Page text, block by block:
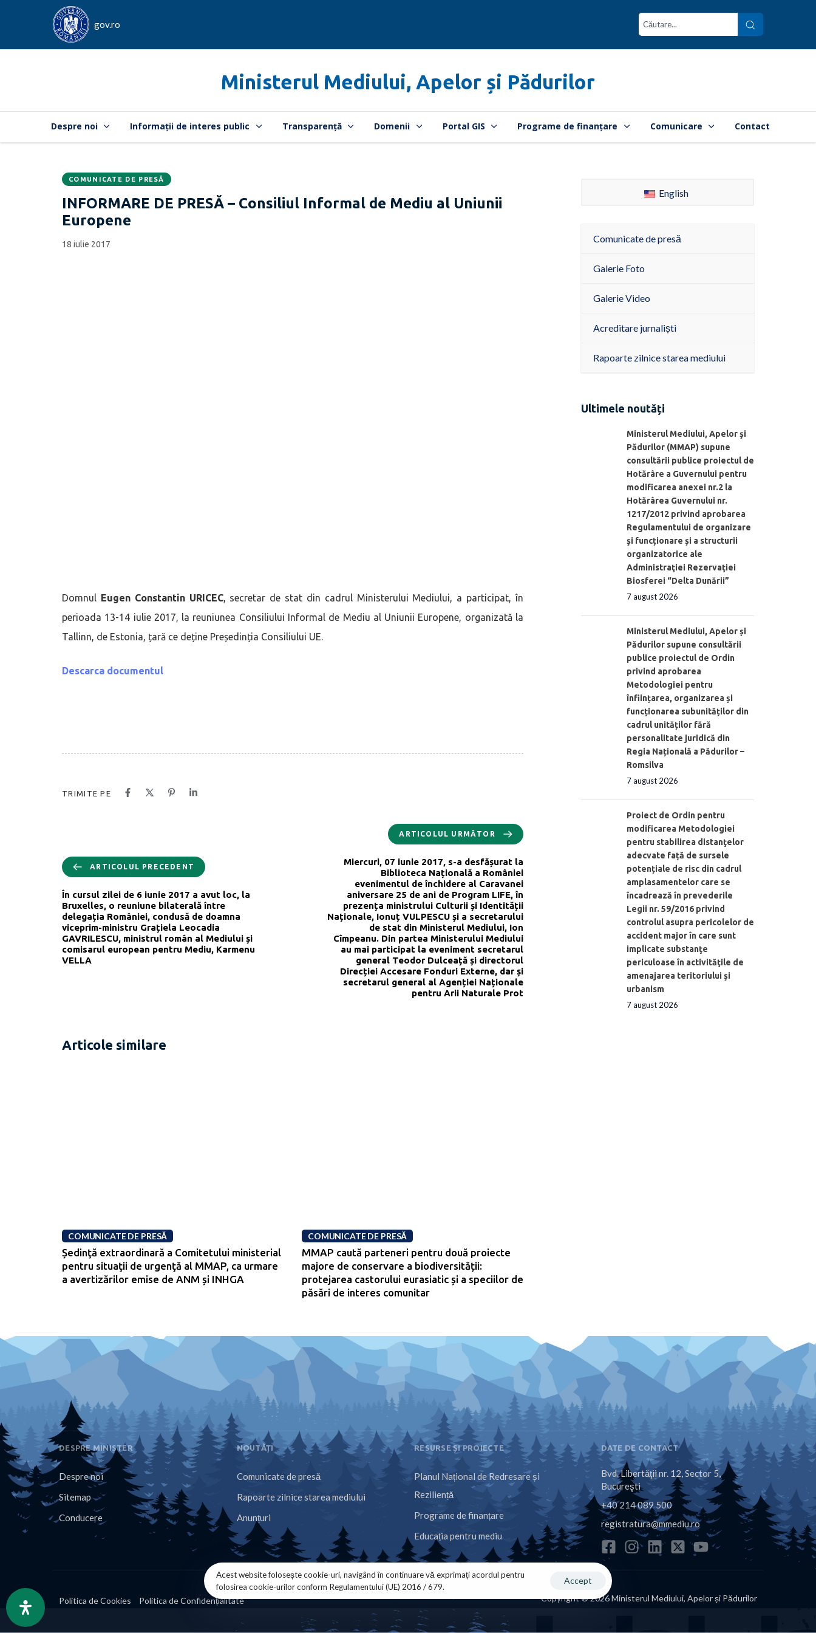
gov.ro
Ministerul Mediului, Apelor și Pădurilor
Despre noi Informații de interes public Transparență Domenii Portal GIS Programe de finanțare Comunicare Contact
CATEGORIA:
COMUNICATE DE PRESĂ
INFORMARE DE PRESĂ – Consiliul Informal de Mediu al Uniunii
Europene
Data
publicării:
18 iulie 2017
Domnul Eugen Constantin URICEC, secretar de stat din cadrul Ministerului Mediului, a participat, în
perioada 13-14 iulie 2017, la reuniunea Consiliului Informal de Mediu al Uniunii Europene, organizată la
Tallinn, de Estonia, țară ce deține Președinția Consiliului UE.
Descarca documentul
TRIMITE PE
ARTICOLUL PRECEDENT
În cursul zilei de 6 iunie 2017 a avut loc, la
Bruxelles, o reuniune bilaterală între
delegația României, condusă de doamna
viceprim-ministru Grațiela Leocadia
GAVRILESCU, ministrul român al Mediului și
comisarul european pentru Mediu, Karmenu
VELLA
ARTICOLUL URMĂTOR
Miercuri, 07 iunie 2017, s-a desfășurat la
Biblioteca Națională a României
evenimentul de închidere al Caravanei
aniversare 25 de ani de Program LIFE, în
prezența ministrului Culturii și Identității
Naționale, Ionuț VULPESCU și a secretarului
de stat din Ministerul Mediului, Ion
Cîmpeanu. Din partea Ministerului Mediului
au mai participat la eveniment secretarul
general Teodor Dulceață și directorul
Direcției Accesare Fonduri Externe, dar și
secretarul general al Agenției Naționale
pentru Arii Naturale Prot
Articole similare
COMUNICATE DE PRESĂ
Ședinţă extraordinară a Comitetului ministerial
pentru situaţii de urgenţă al MMAP, ca urmare
a avertizărilor emise de ANM și INHGA
COMUNICATE DE PRESĂ
MMAP caută parteneri pentru două proiecte
majore de conservare a biodiversității:
protejarea castorului eurasiatic și a speciilor de
păsări de interes comunitar
English
Comunicate de presă
Galerie Foto
Galerie Video
Acreditare jurnaliști
Rapoarte zilnice starea mediului
Ultimele noutăți
Ministerul Mediului, Apelor şi
Pădurilor (MMAP) supune
consultării publice proiectul de
Hotărâre a Guvernului pentru
modificarea anexei nr.2 la
Hotărârea Guvernului nr.
1217/2012 privind aprobarea
Regulamentului de organizare
şi funcționare și a structurii
organizatorice ale
Administraţiei Rezervaţiei
Biosferei “Delta Dunării”
7 august 2026
Ministerul Mediului, Apelor și
Pădurilor supune consultării
publice proiectul de Ordin
privind aprobarea
Metodologiei pentru
înființarea, organizarea și
funcționarea subunităților din
cadrul unităților fără
personalitate juridică din
Regia Națională a Pădurilor –
Romsilva
7 august 2026
Proiect de Ordin pentru
modificarea Metodologiei
pentru stabilirea distanţelor
adecvate față de sursele
potențiale de risc din cadrul
amplasamentelor care se
încadrează în prevederile
Legii nr. 59/2016 privind
controlul asupra pericolelor de
accident major în care sunt
implicate substanţe
periculoase în activităţile de
amenajarea teritoriului şi
urbanism
7 august 2026
DESPRE MINISTER
Despre noi
Sitemap
Conducere
NOUTĂȚI
Comunicate de presă
Rapoarte zilnice starea mediului
Anunțuri
RESURSE ȘI PROIECTE
Planul Național de Redresare și
Reziliență
Programe de finanțare
Educația pentru mediu
DATE DE CONTACT
Bvd. Libertăţii nr. 12, Sector 5,
Bucureşti
+40 214 089 500
registratura@mmediu.ro
Politica de Cookies Politica de Confidențialitate Copyright © 2026 Ministerul Mediului, Apelor și Pădurilor
Acest website folosește cookie-uri, navigând în continuare vă exprimați acordul pentru
folosirea cookie-urilor conform Regulamentului (UE) 2016 / 679.
Accept